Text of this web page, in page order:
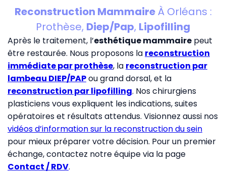
Reconstruction MammaireÀ Orléans :
Prothèse, Diep/Pap, Lipofilling
Après le traitement, l’esthétique mammaire peut
être restaurée. Nous proposons la reconstruction
immédiate par prothèse, la reconstruction par
lambeau DIEP/PAPou grand dorsal, et la
reconstruction par lipofilling. Nos chirurgiens
plasticiens vous expliquent les indications, suites
opératoires et résultats attendus. Visionnez aussi nos
vidéos d’information sur la reconstruction du sein
pour mieux préparer votre décision. Pour un premier
échange, contactez notre équipe via la page
Contact / RDV.